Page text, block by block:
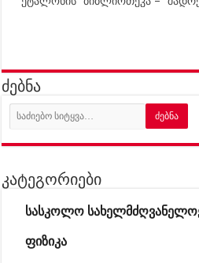
ძებნა
კატეგორიები
სასკოლო
ფიზიკა